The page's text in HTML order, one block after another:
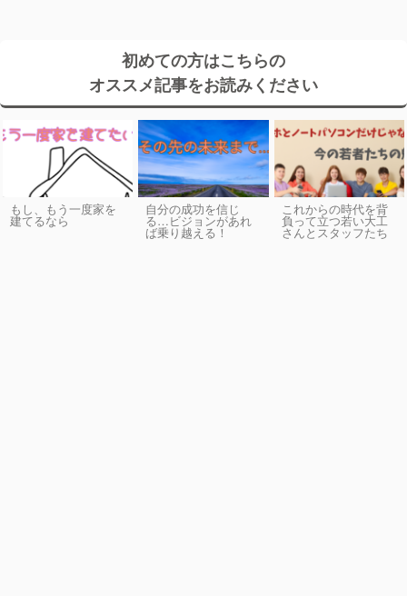
初めての方はこちらの
オススメ記事をお読みください
もし、もう一度家を
建てるなら
自分の成功を信じ
る…ビジョンがあれ
ば乗り越える！
これからの時代を背
負って立つ若い大工
さんとスタッフたち